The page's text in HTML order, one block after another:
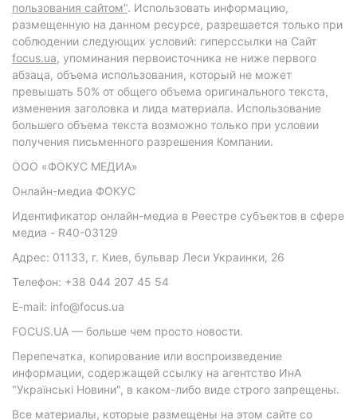
пользования сайтом". Использовать информацию,
размещенную на данном ресурсе, разрешается только при
соблюдении следующих условий: гиперссылки на Сайт
focus.ua, упоминания первоисточника не ниже первого
абзаца, объема использования, который не может
превышать 50% от общего объема оригинального текста,
изменения заголовка и лида материала. Использование
большего объема текста возможно только при условии
получения письменного разрешения Компании.
ООО «ФОКУС МЕДИА»
Онлайн-медиа ФОКУС
Идентификатор онлайн-медиа в Реестре субъектов в сфере
медиа - R40-03129
Адрес: 01133, г. Киев, бульвар Леси Украинки, 26
Телефон: +38 044 207 45 54
E-mail: info@focus.ua
FOCUS.UA — больше чем просто новости.
Перепечатка, копирование или воспроизведение
информации, содержащей ссылку на агентство ИнА
"Українські Новини", в каком-либо виде строго запрещены.
Все материалы, которые размещены на этом сайте со